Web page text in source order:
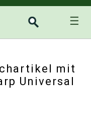
☰
mit
Universal